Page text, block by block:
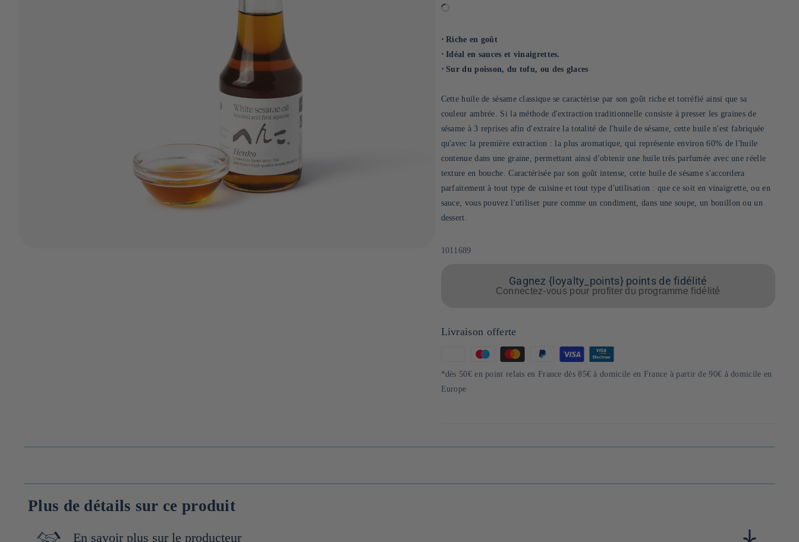
⋅ Riche en goût
⋅ Idéal en sauces et vinaigrettes.
⋅ Sur du poisson, du tofu, ou des glaces
Cette huile de sésame classique se caractérise par son goût riche et torréfié ainsi que sa
couleur ambrée. Si la méthode d'extraction traditionnelle consiste à presser les graines de
sésame à 3 reprises afin d'extraire la totalité de l'huile de sésame, cette huile n'est fabriquée
qu'avec la première extraction : la plus aromatique, qui représente environ 60% de l'huile
contenue dans une graine, permettant ainsi d'obtenir une huile très parfumée avec une réelle
texture en bouche. Caractérisée par son goût intense, cette huile de sésame s'accordera
parfaitement à tout type de cuisine et tout type d'utilisation : que ce soit en vinaigrette, ou en
sauce, vous pouvez l'utiliser pure comme un condiment, dans une soupe, un bouillon ou un
dessert.
SKU:
1011689
Gagnez {loyalty_points} points de fidélité
Connectez-vous pour profiter du programme fidélité
Livraison offerte
de
paiement
*dès 50€ en point relais en France dès 85€ à domicile en France à partir de 90€ à domicile en
Europe
Plus de détails sur ce produit
En savoir plus sur le producteur